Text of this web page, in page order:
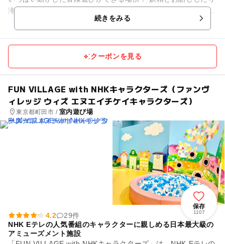
滝滑りをしたり雲の上を駆け回ろう！ 先端技術とアナログな遊
続きをみる
クーポンを見る
FUN VILLAGE with NHKキャラクターズ（ファンヴ
ィレッジ ウィズ エヌエイチケイキャラクターズ）
東京都町田市 / 室内遊び場
保存
1107
4.2
29件
NHK Eテレの人気番組のキャラクターに親しめる日本最大級の
アミューズメント施設